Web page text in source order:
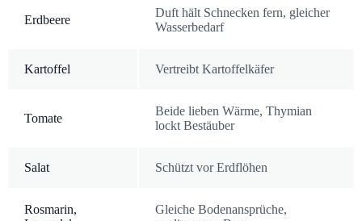
Erdbeere
Duft hält Schnecken fern, gleicher
Wasserbedarf
Kartoffel Vertreibt Kartoffelkäfer
Tomate
Beide lieben Wärme, Thymian
lockt Bestäuber
Salat Schützt vor Erdflöhen
Rosmarin,
Gleiche Bodenansprüche,